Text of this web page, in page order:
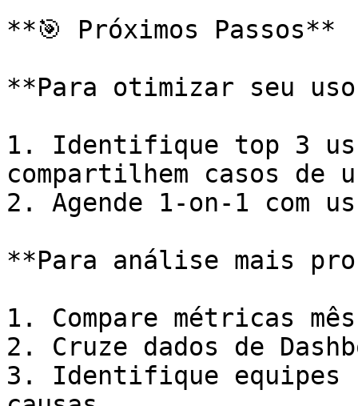
**🎯 Próximos Passos**
**Para otimizar seu
1. Identifique top 3
compartilhem casos de
2. Agende 1-on-1 com
**Para análise mais
1. Compare métricas
2. Cruze dados de
3. Identifique equipes